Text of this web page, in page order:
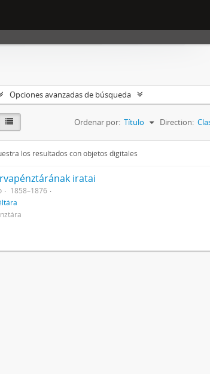
Opciones avanzadas de búsqueda
Ordenar por: Título Direction:
los resultados con objetos digitales
iratai
1858–1876